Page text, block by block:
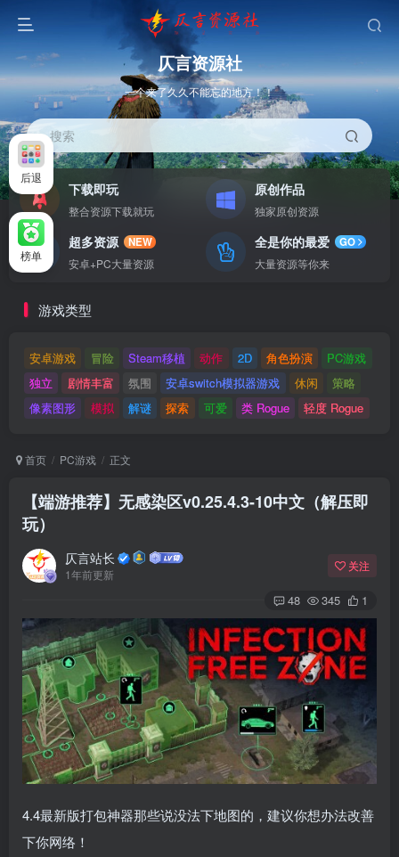
仄言资源社
一个来了久久不能忘的地方！！
搜索
下载即玩
整合资源下载就玩
原创作品
独家原创资源
超多资源
NEW
安卓+PC大量资源
全是你的最爱
GO
大量资源等你来
游戏类型
安卓游戏 冒险 Steam移植 动作 2D 角色扮演
PC游戏
独立
剧情丰富 氛围 安卓switch模拟器游戏 休闲
策略
像素图形
模拟 解谜 探索 可爱 类 Rogue 轻度 Rogue
首页 PC游戏 正文
【端游推荐】无感染区v0.25.4.3-10中文（解压即
玩）
仄言站长
1年前更新
关注
48 345 1
4.4最新版打包神器那些说没法下地图的，建议你想办法改善
下你网络！
后退
榜单